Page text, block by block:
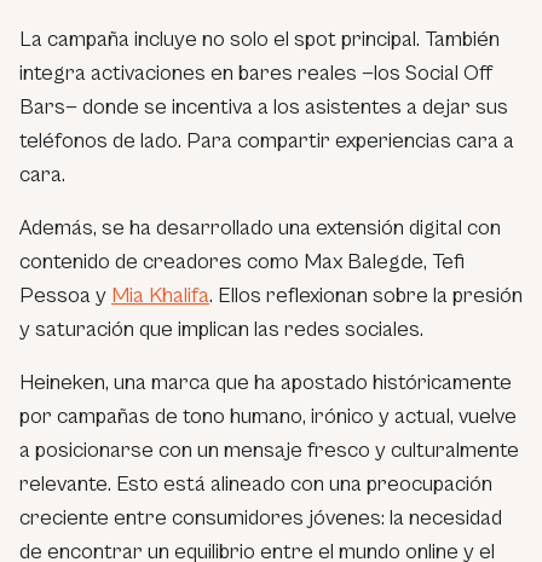
La campaña incluye no solo el spot principal. También
integra activaciones en bares reales —los Social Off
Bars— donde se incentiva a los asistentes a dejar sus
teléfonos de lado. Para compartir experiencias cara a
cara.
Además, se ha desarrollado una extensión digital con
contenido de creadores como Max Balegde, Tefi
Pessoa y Mia Khalifa. Ellos reflexionan sobre la presión
y saturación que implican las redes sociales.
Heineken, una marca que ha apostado históricamente
por campañas de tono humano, irónico y actual, vuelve
a posicionarse con un mensaje fresco y culturalmente
relevante. Esto está alineado con una preocupación
creciente entre consumidores jóvenes: la necesidad
de encontrar un equilibrio entre el mundo online y el